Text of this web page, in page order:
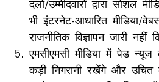
भी इंटरनेट-आधारित मीडिया/
राजनीतिक विज्ञापन जारी नहीं
एमसीएमसी मीडिया में पेड
कड़ी निगरानी रखेंगे और उचित